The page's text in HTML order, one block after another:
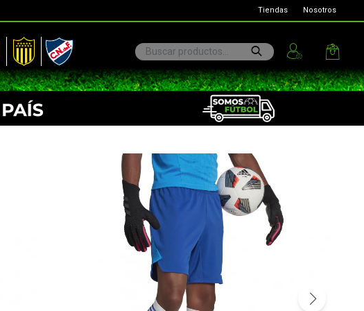
Peñarol Nacional
Tiendas Nosotros